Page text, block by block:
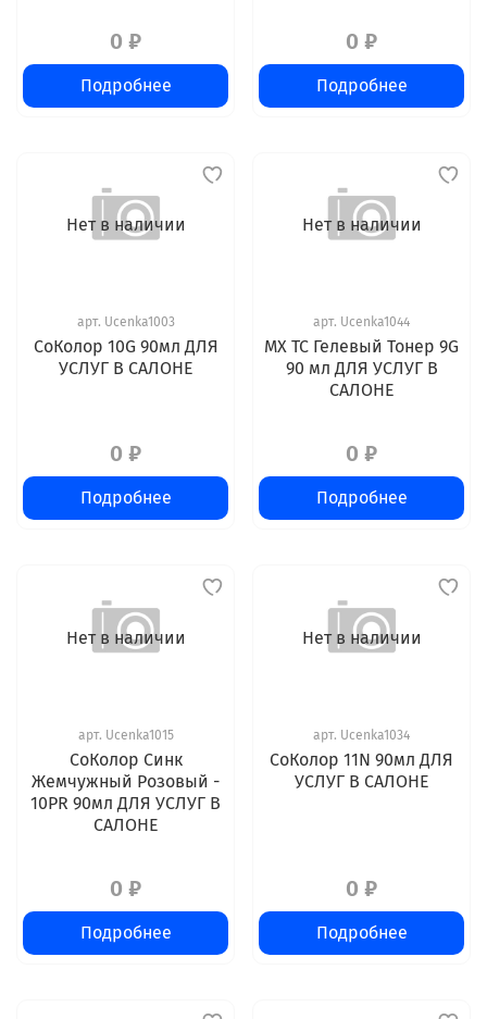
0 ₽
Подробнее
0 ₽
Подробнее
Нет в наличии
арт. Ucenka1003
СоКолор 10G 90мл ДЛЯ
УСЛУГ В САЛОНЕ
0 ₽
Подробнее
Нет в наличии
арт. Ucenka1044
MX TC Гелевый Тонер 9G
90 мл ДЛЯ УСЛУГ В
САЛОНЕ
0 ₽
Подробнее
Нет в наличии
арт. Ucenka1015
CоКолор Синк
Жемчужный Розовый -
10PR 90мл ДЛЯ УСЛУГ В
САЛОНЕ
0 ₽
Подробнее
Нет в наличии
арт. Ucenka1034
СоКолор 11N 90мл ДЛЯ
УСЛУГ В САЛОНЕ
0 ₽
Подробнее